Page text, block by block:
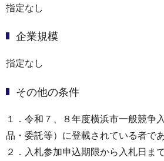
指定なし
企業規模
指定なし
その他の条件
１．令和７、８年度横浜市一般競争
品・委託等）に登載されている者で
２．入札参加申込期限から入札日ま